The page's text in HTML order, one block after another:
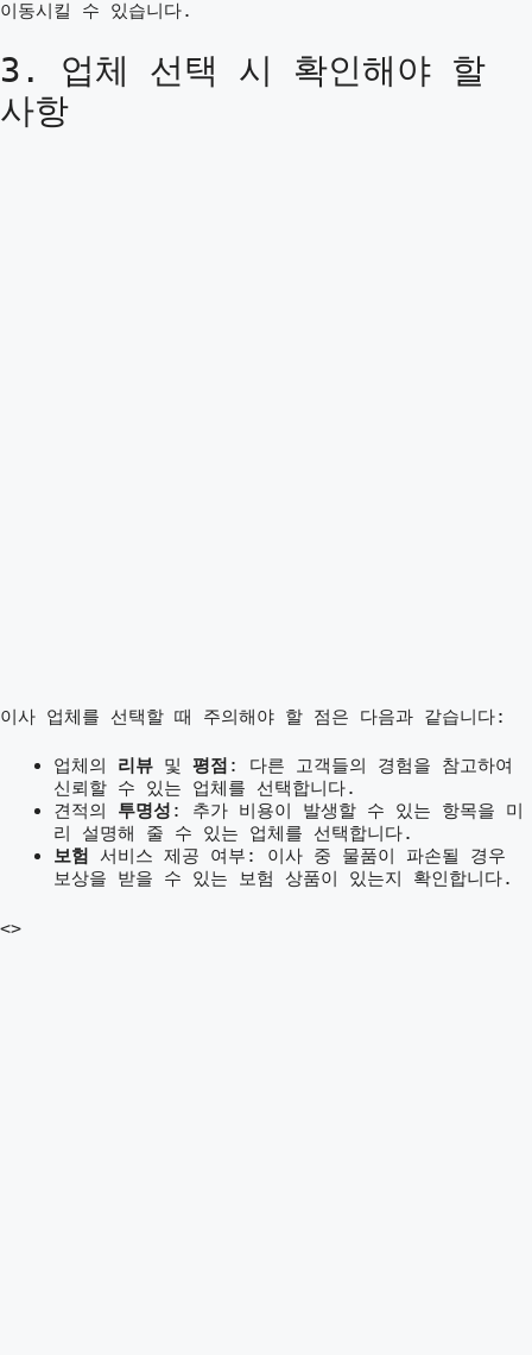
이동시킬 수 있습니다.
3. 업체 선택 시 확인해야 할
사항
이사 업체를 선택할 때 주의해야 할 점은 다음과 같습니다:
업체의 리뷰 및 평점 : 다른 고객들의 경험을 참고하여
신뢰할 수 있는 업체를 선택합니다.
견적의 투명성 : 추가 비용이 발생할 수 있는 항목을 미
리 설명해 줄 수 있는 업체를 선택합니다.
보험
서비스 제공 여부: 이사 중 물품이 파손될 경우
보상을 받을 수 있는 보험 상품이 있는지 확인합니다.
<>